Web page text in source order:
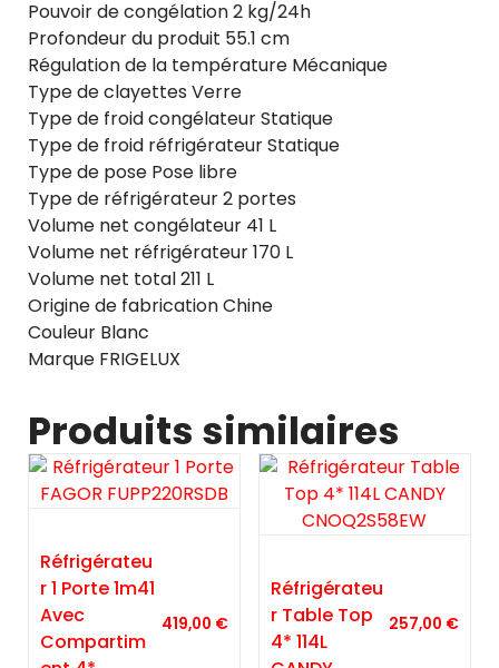
Pouvoir de congélation 2 kg/24h
Profondeur du produit 55.1 cm
Régulation de la température Mécanique
Type de clayettes Verre
Type de froid congélateur Statique
Type de froid réfrigérateur Statique
Type de pose Pose libre
Type de réfrigérateur 2 portes
Volume net congélateur 41 L
Volume net réfrigérateur 170 L
Volume net total 211 L
Origine de fabrication Chine
Couleur Blanc
Marque FRIGELUX
Produits similaires
Réfrigérateu
R 1 Porte 1m41
Avec
Compartim
419,00 €
Réfrigérateu
R Table Top
4* 114L
257,00 €